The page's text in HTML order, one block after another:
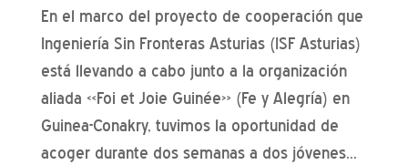
En el marco del proyecto de cooperación que
Ingeniería Sin Fronteras Asturias (ISF Asturias)
está llevando a cabo junto a la organización
aliada «Foi et Joie Guinée» (Fe y Alegría) en
Guinea-Conakry, tuvimos la oportunidad de
acoger durante dos semanas a dos jóvenes...